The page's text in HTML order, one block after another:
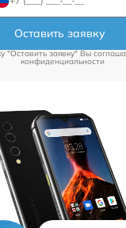
Оставить заявку
"Оставить заявку" Вы
конфиденциальности